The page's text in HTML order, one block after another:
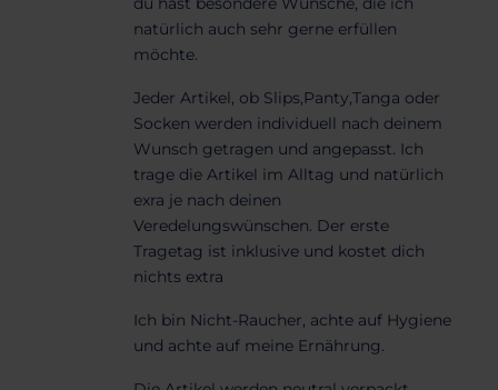
natürlich auch sehr gerne erfüllen
möchte.
Jeder Artikel, ob Slips,Panty,Tanga oder
Socken werden individuell nach deinem
Wunsch getragen und angepasst. Ich
trage die Artikel im Alltag und natürlich
exra je nach deinen
Veredelungswünschen. Der erste
Tragetag ist inklusive und kostet dich
nichts extra
Ich bin Nicht-Raucher, achte auf Hygiene
und achte auf meine Ernährung.